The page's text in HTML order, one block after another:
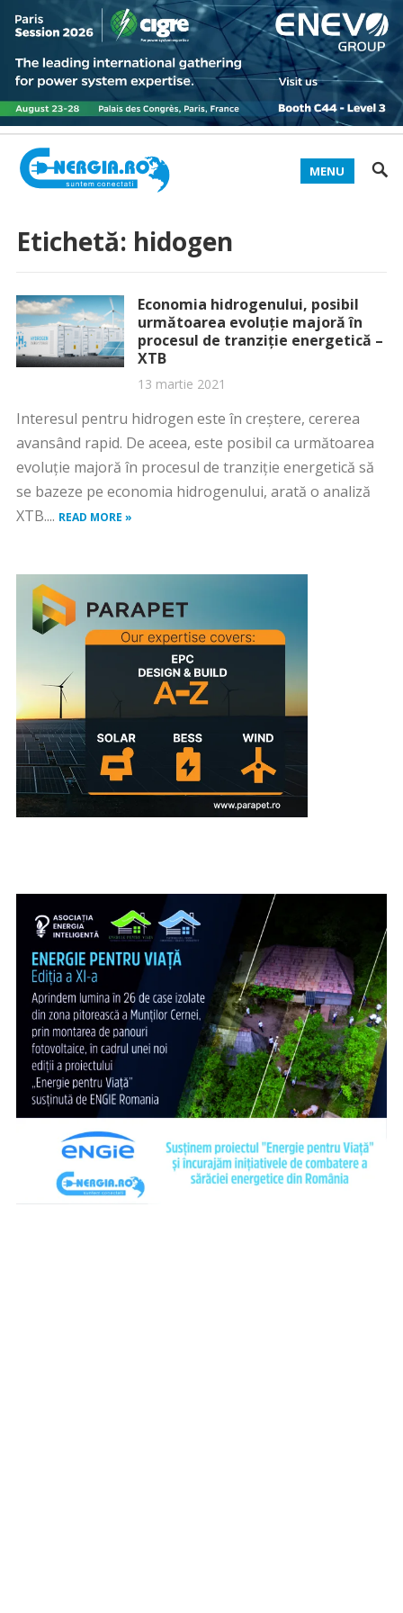
MENU
Etichetă: hidogen
Economia hidrogenului, posibil
următoarea evoluție majoră în
procesul de tranziție energetică –
XTB
13 martie 2021
Interesul pentru hidrogen este în creștere, cererea
avansând rapid. De aceea, este posibil ca următoarea
evoluție majoră în procesul de tranziție energetică să
se bazeze pe economia hidrogenului, arată o analiză
XTB.... READ MORE »